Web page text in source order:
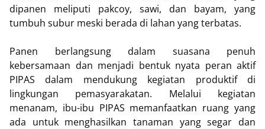
dipanen meliputi pakcoy, sawi, dan bayam, yang
tumbuh subur meski berada di lahan yang terbatas.
Panen berlangsung dalam suasana penuh
kebersamaan dan menjadi bentuk nyata peran aktif
PIPAS dalam mendukung kegiatan produktif di
lingkungan pemasyarakatan. Melalui kegiatan
menanam, ibu-ibu PIPAS memanfaatkan ruang yang
ada untuk menghasilkan tanaman yang segar dan